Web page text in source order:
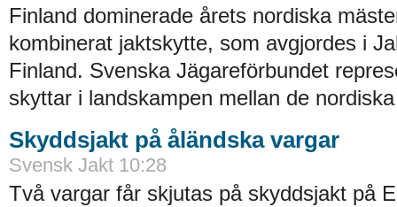
Finland dominerade årets nordiska
kombinerat jaktskytte, som avgjordes i
Finland. Svenska Jägareförbundet
skyttar i landskampen mellan de
Skyddsjakt på åländska vargar
Svensk Jakt 10:28
Två vargar får skjutas på skyddsjakt på